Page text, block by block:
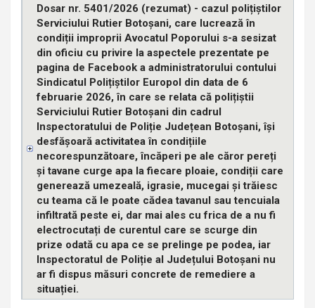
Dosar nr. 5401/2026 (rezumat) - cazul polițiștilor
Serviciului Rutier Botoșani, care lucrează în
condiții improprii Avocatul Poporului s-a sesizat
din oficiu cu privire la aspectele prezentate pe
pagina de Facebook a administratorului contului
Sindicatul Polițiștilor Europol din data de 6
februarie 2026, în care se relata că polițiștii
Serviciului Rutier Botoșani din cadrul
Inspectoratului de Poliție Județean Botoșani, își
desfășoară activitatea în condițiile
necorespunzătoare, încăperi pe ale căror pereți
și tavane curge apa la fiecare ploaie, condiții care
generează umezeală, igrasie, mucegai și trăiesc
cu teama că le poate cădea tavanul sau tencuiala
infiltrată peste ei, dar mai ales cu frica de a nu fi
electrocutați de curentul care se scurge din
prize odată cu apa ce se prelinge pe podea, iar
Inspectoratul de Poliție al Județului Botoșani nu
ar fi dispus măsuri concrete de remediere a
situației.